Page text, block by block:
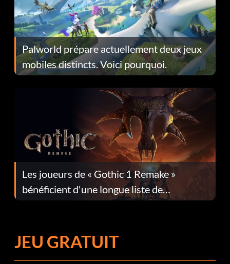
Palworld prépare actuellement deux jeux
mobiles distincts. Voici pourquoi.
Les joueurs de « Gothic 1 Remake »
bénéficient d'une longue liste de
corrections dans la mise à jour 1.0.4
JEU GRATUIT